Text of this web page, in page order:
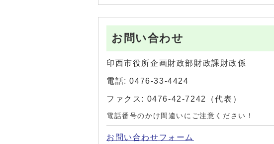
お問い合わせ
印西市役所企画財政部財政課財政係
電話: 0476-33-4424
ファクス: 0476-42-7242（代表）
電話番号のかけ間違いにご注意ください！
お問い合わせフォーム